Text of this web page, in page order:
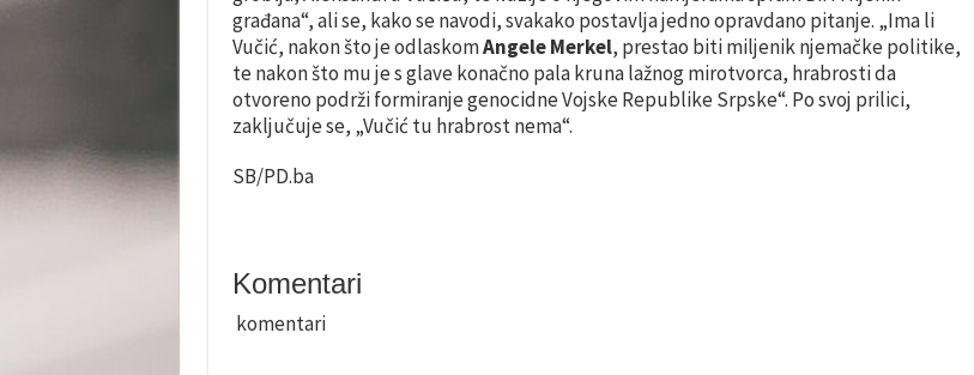
građana“, ali se, kako se navodi, svakako postavlja jedno opravdano pitanje. „Ima li
Vučić, nakon što je odlaskomAngele Merkel, prestao biti miljenik njemačke politike,
te nakon što mu je s glave konačno pala kruna lažnog mirotvorca, hrabrosti da
otvoreno podrži formiranje genocidne Vojske Republike Srpske“. Po svoj prilici,
zaključuje se, „Vučić tu hrabrost nema“.
SB/PD.ba
Komentari
komentari